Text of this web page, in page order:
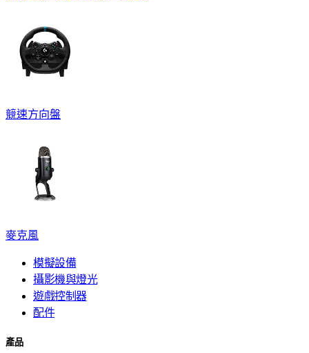
競速方向盤
麥克風
模擬設備
攝影機與燈光
遊戲控制器
配件
產品